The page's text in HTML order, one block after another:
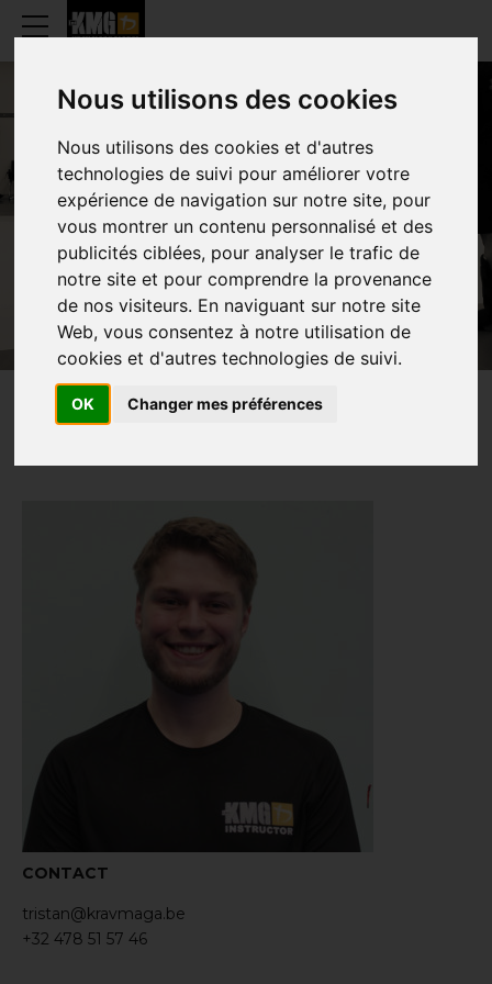
Nous utilisons des cookies
Nous utilisons des cookies et d'autres
technologies de suivi pour améliorer votre
expérience de navigation sur notre site, pour
vous montrer un contenu personnalisé et des
publicités ciblées, pour analyser le trafic de
notre site et pour comprendre la provenance
de nos visiteurs. En naviguant sur notre site
Web, vous consentez à notre utilisation de
cookies et d'autres technologies de suivi.
OK Changer mes préférences
TRISTAN
VANDENBUSSCHE
PRESENTATION
CONTACT
tristan@kravmaga.be
+32 478 51 57 46